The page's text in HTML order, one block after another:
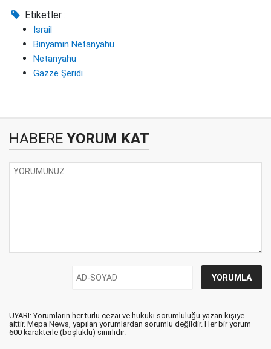
Etiketler :
İsrail
Binyamin Netanyahu
Netanyahu
Gazze Şeridi
HABERE YORUM KAT
UYARI: Yorumların her türlü cezai ve hukuki sorumluluğu yazan kişiye
aittir. Mepa News, yapılan yorumlardan sorumlu değildir. Her bir yorum
600 karakterle (boşluklu) sınırlıdır.